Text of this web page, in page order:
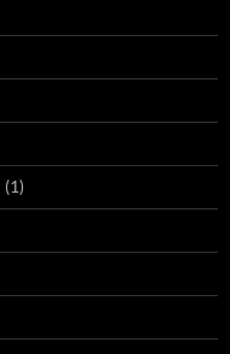
(1)